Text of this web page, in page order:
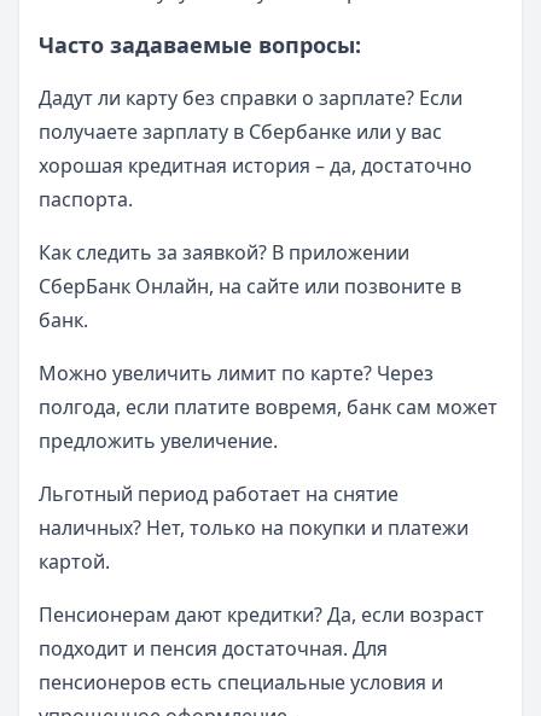
Часто задаваемые вопросы:
Дадут ли карту без справки о зарплате? Если
получаете зарплату в Сбербанке или у вас
хорошая кредитная история – да, достаточно
паспорта.
Как следить за заявкой? В приложении
СберБанк Онлайн, на сайте или позвоните в
банк.
Можно увеличить лимит по карте? Через
полгода, если платите вовремя, банк сам может
предложить увеличение.
Льготный период работает на снятие
наличных? Нет, только на покупки и платежи
картой.
Пенсионерам дают кредитки? Да, если возраст
подходит и пенсия достаточная. Для
пенсионеров есть специальные условия и